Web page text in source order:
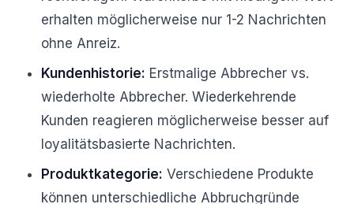
erhalten möglicherweise nur 1-2 Nachrichten
ohne Anreiz.
Kundenhistorie: Erstmalige Abbrecher vs.
wiederholte Abbrecher. Wiederkehrende
Kunden reagieren möglicherweise besser auf
loyalitätsbasierte Nachrichten.
Produktkategorie: Verschiedene Produkte
können unterschiedliche Abbruchgründe